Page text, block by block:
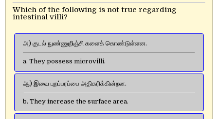
Which of the following is not true regarding
intestinal villi?
அ) குடல் நுண்ணுறிஞ்சி களைக் கொண்டுள்ளன.
a. They possess microvilli.
ஆ) இவை புறப்பரப்பை அதிகரிக்கின்றன.
b. They increase the surface area.